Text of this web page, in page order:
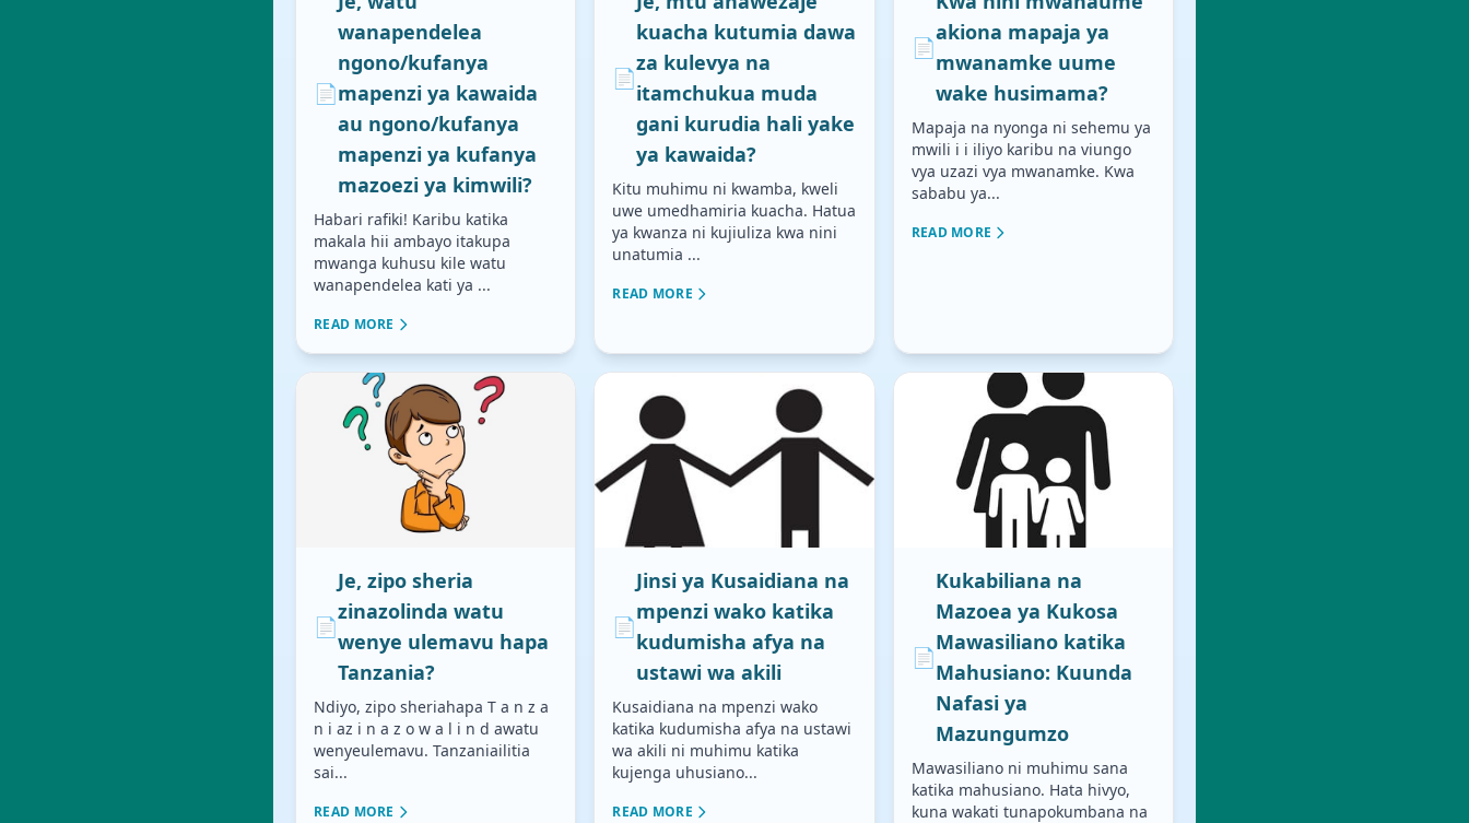
📄
wanapendelea
ngono/kufanya
mapenzi ya kawaida
au ngono/kufanya
mapenzi ya kufanya
mazoezi ya kimwili?
Habari rafiki! Karibu katika
makala hii ambayo itakupa
mwanga kuhusu kile watu
wanapendelea kati ya ...
READ MORE
📄
kuacha kutumia dawa
za kulevya na
itamchukua muda
gani kurudia hali yake
ya kawaida?
Kitu muhimu ni kwamba, kweli
uwe umedhamiria kuacha. Hatua
ya kwanza ni kujiuliza kwa nini
unatumia ...
READ MORE
📄
akiona mapaja ya
mwanamke uume
wake husimama?
Mapaja na nyonga ni sehemu ya
mwili i i iliyo karibu na viungo
vya uzazi vya mwanamke. Kwa
sababu ya...
READ MORE
📄
Je, zipo sheria
zinazolinda watu
wenye ulemavu hapa
Tanzania?
Ndiyo, zipo sheriahapa T a n z a
n i az i n a z o w a l i n d awatu
wenyeulemavu. Tanzaniailitia
sai...
READ MORE
📄
Jinsi ya Kusaidiana na
mpenzi wako katika
kudumisha afya na
ustawi wa akili
Kusaidiana na mpenzi wako
katika kudumisha afya na ustawi
wa akili ni muhimu katika
kujenga uhusiano...
READ MORE
📄
Kukabiliana na
Mazoea ya Kukosa
Mawasiliano katika
Mahusiano: Kuunda
Nafasi ya
Mazungumzo
Mawasiliano ni muhimu sana
katika mahusiano. Hata hivyo,
kuna wakati tunapokumbana na